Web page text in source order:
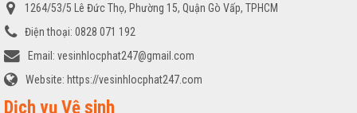
1264/53/5 Lê Đức Thọ, Phường 15, Quận Gò Vấp, TPHCM
Điện thoại: 0828 071 192
Email: vesinhlocphat247@gmail.com
Website: https://vesinhlocphat247.com
Dịch vụ Vệ sinh